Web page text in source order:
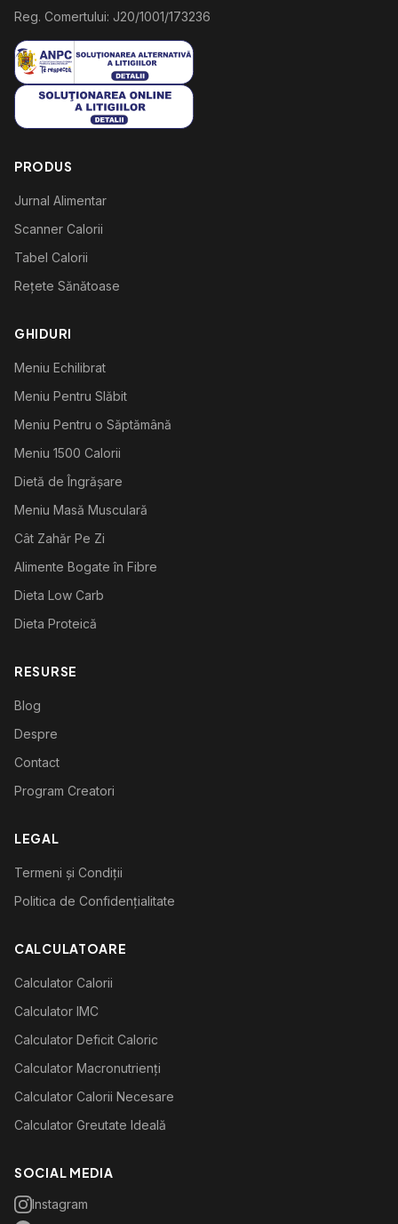
Reg. Comertului: J20/1001/173236
PRODUS
Jurnal Alimentar
Scanner Calorii
Tabel Calorii
Rețete Sănătoase
GHIDURI
Meniu Echilibrat
Meniu Pentru Slăbit
Meniu Pentru o Săptămână
Meniu 1500 Calorii
Dietă de Îngrășare
Meniu Masă Musculară
Cât Zahăr Pe Zi
Alimente Bogate în Fibre
Dieta Low Carb
Dieta Proteică
RESURSE
Blog
Despre
Contact
Program Creatori
LEGAL
Termeni și Condiții
Politica de Confidențialitate
CALCULATOARE
Calculator Calorii
Calculator IMC
Calculator Deficit Caloric
Calculator Macronutrienți
Calculator Calorii Necesare
Calculator Greutate Ideală
SOCIAL MEDIA
Instagram